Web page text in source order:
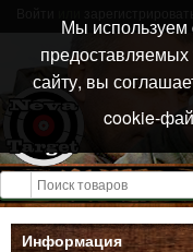
Открыть меню
Информация
Мы
сайту, вы
cookie-